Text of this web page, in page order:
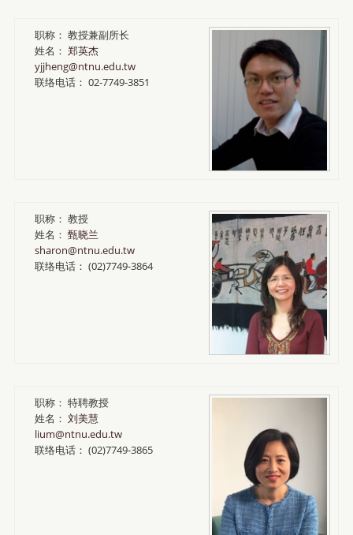
职称： 教授兼副所长
姓名： 郑英杰
yjjheng@ntnu.edu.tw
联络电话： 02-7749-3851
职称： 教授
姓名： 甄晓兰
sharon@ntnu.edu.tw
联络电话： (02)7749-3864
职称： 特聘教授
姓名： 刘美慧
lium@ntnu.edu.tw
联络电话： (02)7749-3865